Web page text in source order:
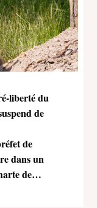
liberté du
de
de
dans un
de